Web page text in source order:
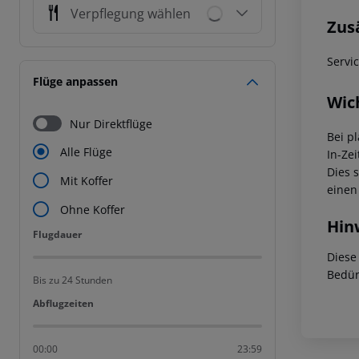
Verpflegung wählen
Flüge anpassen
Nur Direktflüge
Alle Flüge
Mit Koffer
Ohne Koffer
Flugdauer
Flugdauer
Bis zu 24 Stunden
Abflugzeiten
Abflugzeiten
00:00 23:59
Bei
In-
Dies